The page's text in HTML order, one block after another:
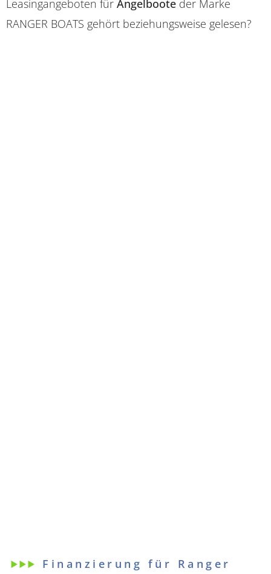
Leasingangeboten für Angelboote der Marke
RANGER BOATS gehört beziehungsweise gelesen?
Finanzierung für Ranger